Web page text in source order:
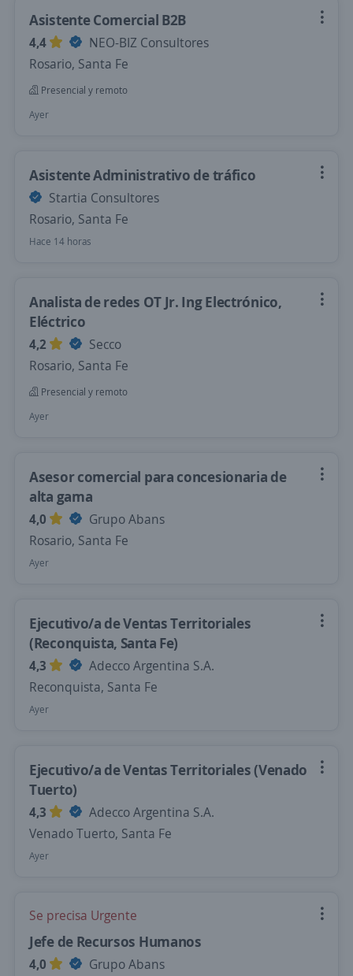
Asistente Comercial B2B
4,4
NEO-BIZ Consultores
Rosario, Santa Fe
Presencial y remoto
Ayer
Asistente Administrativo de tráfico
Startia Consultores
Rosario, Santa Fe
Hace 14 horas
Analista de redes OT Jr. Ing Electrónico,
Eléctrico
4,2
Secco
Rosario, Santa Fe
Presencial y remoto
Ayer
Asesor comercial para concesionaria de
alta gama
4,0
Grupo Abans
Rosario, Santa Fe
Ayer
Ejecutivo/a de Ventas Territoriales
(Reconquista, Santa Fe)
4,3
Adecco Argentina S.A.
Reconquista, Santa Fe
Ayer
Ejecutivo/a de Ventas Territoriales (Venado
Tuerto)
4,3
Adecco Argentina S.A.
Venado Tuerto, Santa Fe
Ayer
Se precisa Urgente
Jefe de Recursos Humanos
4,0
Grupo Abans